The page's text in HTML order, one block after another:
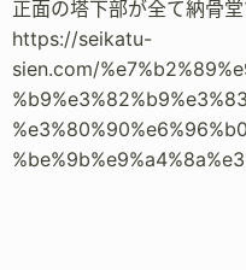
正面の塔下部が全て納骨堂
https://seikatu-
sien.com/